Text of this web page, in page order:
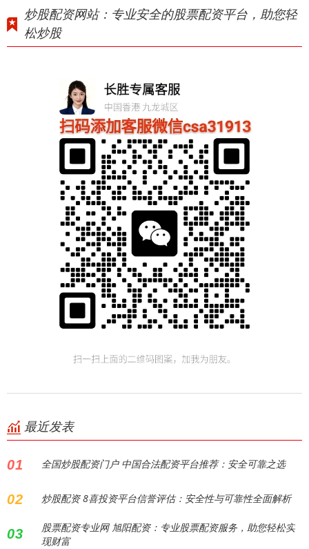
炒股配资网站：专业安全的股票配资平台，助您轻
松炒股
最近发表
01 全国炒股配资门户 中国合法配资平台推荐：安全可靠之选
02 炒股配资 8喜投资平台信誉评估：安全性与可靠性全面解析
03
股票配资专业网 旭阳配资：专业股票配资服务，助您轻松实
现财富